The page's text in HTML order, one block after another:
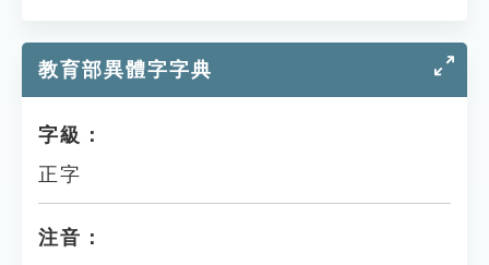
教育部異體字字典
字級：
正字
注音：